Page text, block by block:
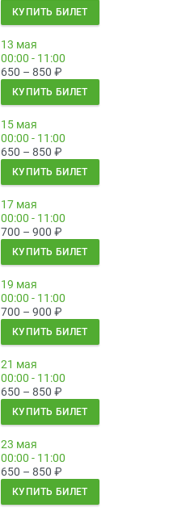
КУПИТЬ БИЛЕТ
13 мая
00:00 - 11:00
650 – 850 ₽
КУПИТЬ БИЛЕТ
15 мая
00:00 - 11:00
650 – 850 ₽
КУПИТЬ БИЛЕТ
17 мая
00:00 - 11:00
700 – 900 ₽
КУПИТЬ БИЛЕТ
19 мая
00:00 - 11:00
700 – 900 ₽
КУПИТЬ БИЛЕТ
21 мая
00:00 - 11:00
650 – 850 ₽
КУПИТЬ БИЛЕТ
23 мая
00:00 - 11:00
650 – 850 ₽
КУПИТЬ БИЛЕТ